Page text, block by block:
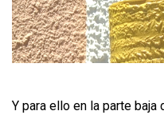
Y para ello en la parte baja